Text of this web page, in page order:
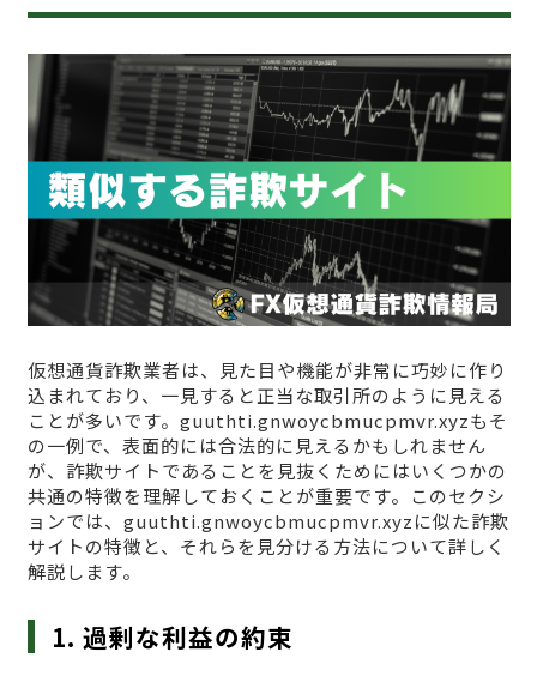
仮想通貨詐欺業者は、見た目や機能が非常に巧妙に作り
込まれており、一見すると正当な取引所のように見える
ことが多いです。guuthti.gnwoycbmucpmvr.xyzもそ
の一例で、表面的には合法的に見えるかもしれません
が、詐欺サイトであることを見抜くためにはいくつかの
共通の特徴を理解しておくことが重要です。このセクシ
ョンでは、guuthti.gnwoycbmucpmvr.xyzに似た詐欺
サイトの特徴と、それらを見分ける方法について詳しく
解説します。
1. 過剰な利益の約束